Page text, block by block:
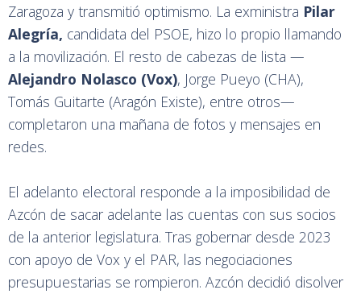
Zaragoza y transmitió optimismo. La exministra Pilar
Alegría, candidata del PSOE, hizo lo propio llamando
a la movilización. El resto de cabezas de lista —
Alejandro Nolasco (Vox), Jorge Pueyo (CHA),
Tomás Guitarte (Aragón Existe), entre otros—
completaron una mañana de fotos y mensajes en
redes.
El adelanto electoral responde a la imposibilidad de
Azcón de sacar adelante las cuentas con sus socios
de la anterior legislatura. Tras gobernar desde 2023
con apoyo de Vox y el PAR, las negociaciones
presupuestarias se rompieron. Azcón decidió disolver